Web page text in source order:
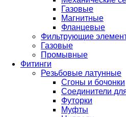
Газовые
Магнитные
Фланцевые
Фильтрующие
Газовые
Промывные
Фитинги
Резьбовые латунные
Сгоны и бочонки
Соединители
Футорки
Муфты